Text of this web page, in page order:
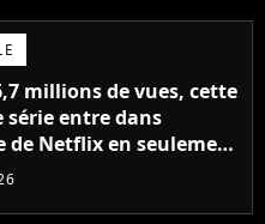
millions de vues, cette
série entre dans
de Netflix en seulement